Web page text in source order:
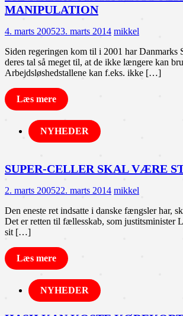
MANIPULATION
4. marts 200523. marts 2014 mikkel
Siden regeringen kom til i 2001 har Danmarks
deres tal så meget til, at de ikke længere kan
Arbejdsløshedstallene kan f.eks. ikke […]
Læs mere
NYHEDER
SUPER-CELLER SKAL VÆRE
2. marts 200522. marts 2014 mikkel
Den eneste ret indsatte i danske fængsler har,
Det er retten til fællesskab, som justitsminister
sit […]
Læs mere
NYHEDER